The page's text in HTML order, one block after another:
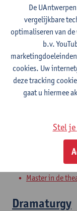
Bachelor in de
Bachelor in de
Bachelor in de
Bachelor
Master in de
Master in de
Dramaturgy
De
vergelijkbare
optimaliseren van
b.v.
cookies. Uw
deze tracking
gaat u hiermee
Stel